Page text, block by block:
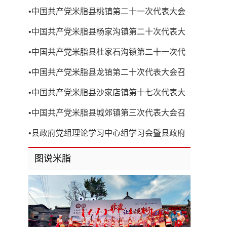
•中国共产党米脂县桃镇第二十一次代表大会
•中国共产党米脂县杨家沟镇第二十次代表大
•中国共产党米脂县杜家石沟镇第二十一次代
•中国共产党米脂县龙镇第二十次代表大会召
•中国共产党米脂县沙家店镇第十七次代表大
•中国共产党米脂县城郊镇第三次代表大会召
•县政府党组理论学习中心组学习会暨县政府
第8次党组（扩大）会议召开
图说米脂